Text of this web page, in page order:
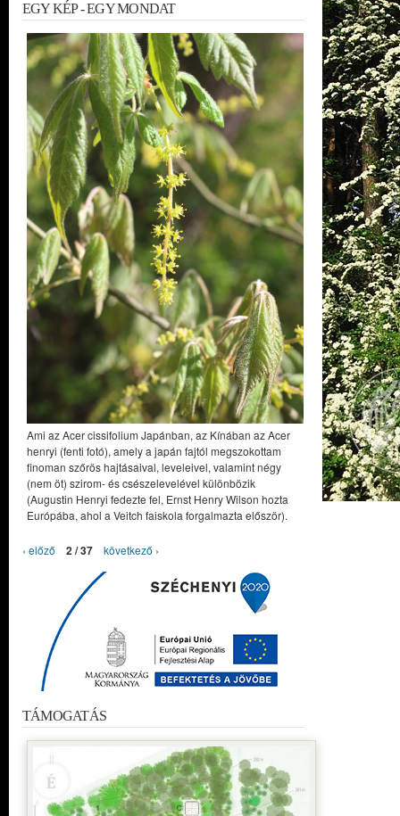
EGY KÉP - EGY MONDAT
Ami az Acer cissifolium Japánban, az Kínában az Acer
henryi (fenti fotó), amely a japán fajtól megszokottam
finoman szőrös hajtásaival, leveleivel, valamint négy
(nem öt) szirom- és csészelevelével különbözik
(Augustin Henryi fedezte fel, Ernst Henry Wilson hozta
Európába, ahol a Veitch faiskola forgalmazta először).
‹ előző 2 / 37 következő ›
TÁMOGATÁS